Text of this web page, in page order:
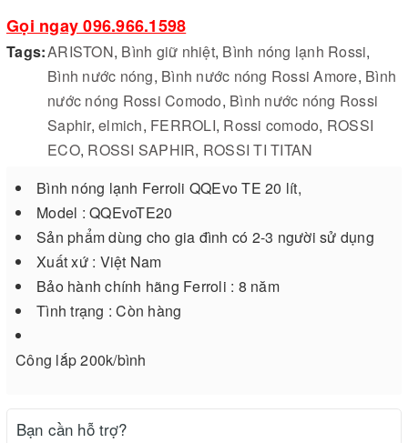
Gọi ngay 096.966.1598
Tags:ARISTON, Bình giữ nhiệt, Bình nóng lạnh Rossi,
Bình nước nóng, Bình nước nóng Rossi Amore, Bình
nước nóng Rossi Comodo, Bình nước nóng Rossi
Saphir, elmich, FERROLI, Rossi comodo, ROSSI
ECO, ROSSI SAPHIR, ROSSI TI TITAN
Bình nóng lạnh Ferroli QQEvo TE 20 lít,
Model : QQEvoTE20
Sản phẩm dùng cho gia đình có 2-3 người sử dụng
Xuất xứ : Việt Nam
Bảo hành chính hãng Ferroli : 8 năm
Tình trạng : Còn hàng
Công lắp 200k/bình
Bạn cần hỗ trợ?